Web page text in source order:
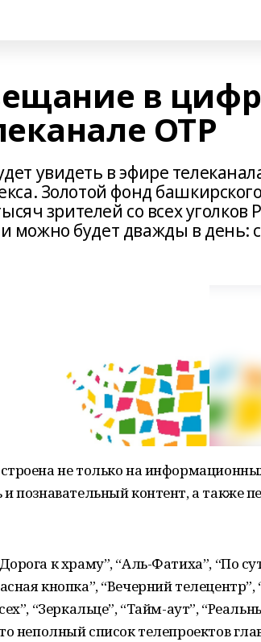
в
ОТР
увидеть в эфире
Золотой фонд
зрителей со всех уголков
будет дважды в день: с
не только на
познавательный контент, а также
к храму”, “Аль-Фатиха”, “По
кнопка”, “Вечерний телецентр”,
“Зеркальце”, “Тайм-аут”,
неполный список телепроектов